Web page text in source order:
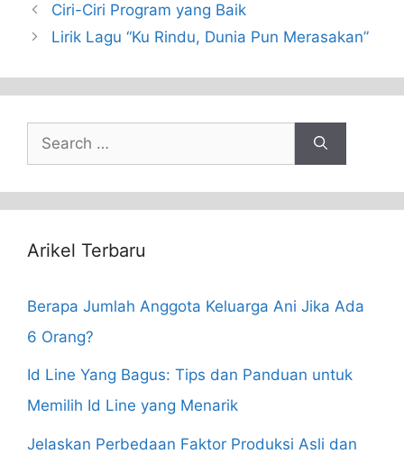
Ciri-Ciri Program yang Baik
Lirik Lagu “Ku Rindu, Dunia Pun Merasakan”
Search
for:
Arikel Terbaru
Berapa Jumlah Anggota Keluarga Ani Jika Ada
6 Orang?
Id Line Yang Bagus: Tips dan Panduan untuk
Memilih Id Line yang Menarik
Jelaskan Perbedaan Faktor Produksi Asli dan